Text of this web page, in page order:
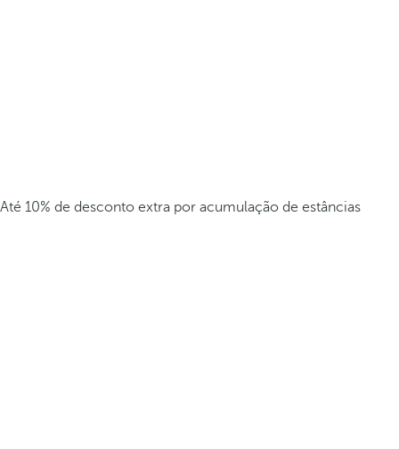
Até 10% de desconto extra por acumulação de estâncias